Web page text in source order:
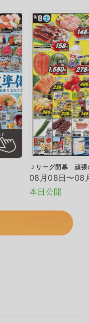
Ｊリーグ開幕 頑張
08月08日〜08
本日公開